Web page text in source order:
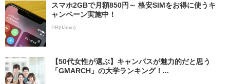
スマホ2GBで月額850円～ 格安SIMをお得に使うキ
ャンペーン実施中！
PR(IIJmio)
【50代女性が選ぶ】キャンパスが魅力的だと思う
「GMARCH」の大学ランキング！...